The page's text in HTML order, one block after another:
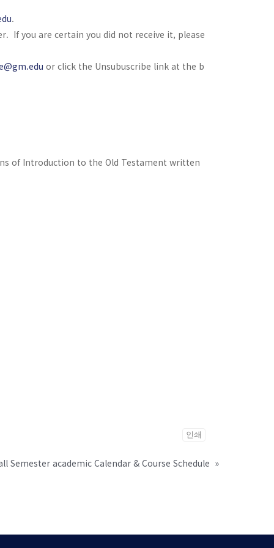
.
If you are certain you did not receive it, please
or click the Unsubuscribe link at the b
of Introduction to the Old Testament written
인쇄
Semester academic Calendar & Course Schedule »